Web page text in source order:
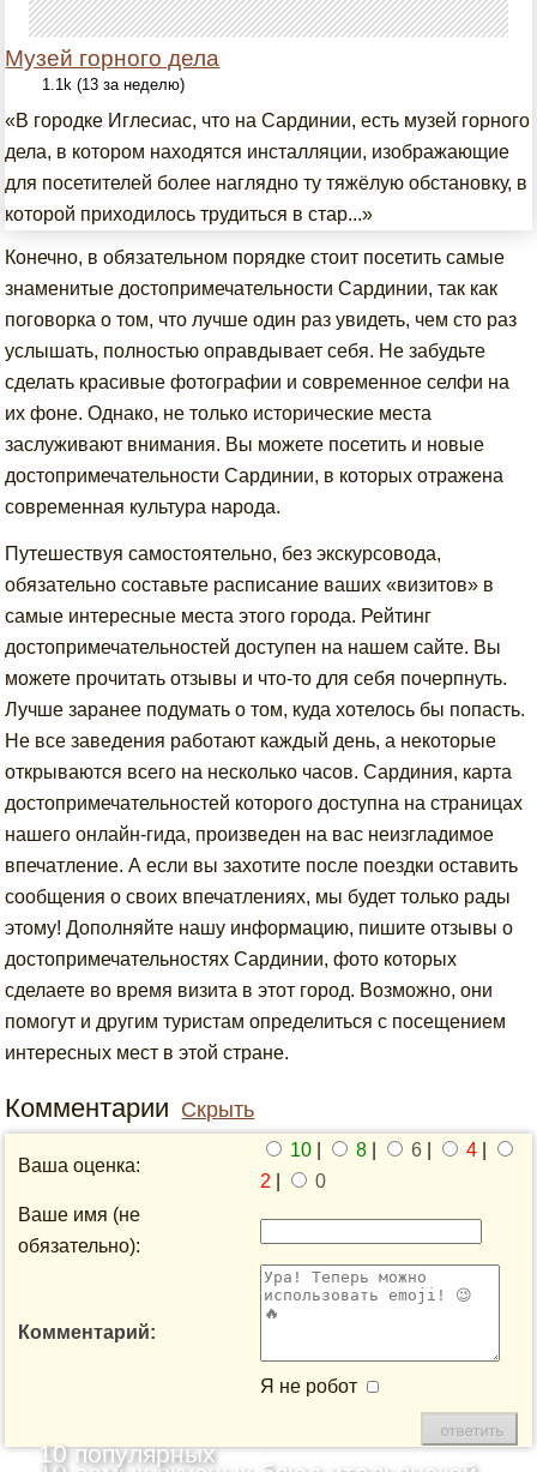
Музей горного дела
1.1k (13 за неделю)
«В городке Иглесиас, что на Сардинии, есть музей горного
дела, в котором находятся инсталляции, изображающие
для посетителей более наглядно ту тяжёлую обстановку, в
которой приходилось трудиться в стар...»
Конечно, в обязательном порядке стоит посетить самые
знаменитые достопримечательности Сардинии, так как
поговорка о том, что лучше один раз увидеть, чем сто раз
услышать, полностью оправдывает себя. Не забудьте
сделать красивые фотографии и современное селфи на
их фоне. Однако, не только исторические места
заслуживают внимания. Вы можете посетить и новые
достопримечательности Сардинии, в которых отражена
современная культура народа.
Путешествуя самостоятельно, без экскурсовода,
обязательно составьте расписание ваших «визитов» в
самые интересные места этого города. Рейтинг
достопримечательностей доступен на нашем сайте. Вы
можете прочитать отзывы и что-то для себя почерпнуть.
Лучше заранее подумать о том, куда хотелось бы попасть.
Не все заведения работают каждый день, а некоторые
открываются всего на несколько часов. Сардиния, карта
достопримечательностей которого доступна на страницах
нашего онлайн-гида, произведен на вас неизгладимое
впечатление. А если вы захотите после поездки оставить
сообщения о своих впечатлениях, мы будет только рады
этому! Дополняйте нашу информацию, пишите отзывы о
достопримечательностях Сардинии, фото которых
сделаете во время визита в этот город. Возможно, они
помогут и другим туристам определиться с посещением
интересных мест в этой стране.
Комментарии Скрыть
Ваша оценка:
10 8 6 4
2
0
Ваше имя (не
обязательно):
Комментарий:
Я не робот
10 популярных